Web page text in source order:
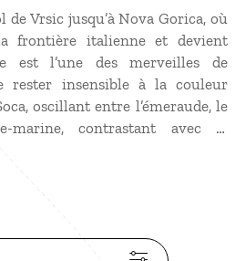
de Vrsic jusqu’à Nova Gorica, où
frontière italienne et devient
est l’une des merveilles de
rester insensible à la couleur
oscillant entre l’émeraude, le
marine, contrastant avec la
Parsemée de gorges et
Les amateurs d’histoire ne